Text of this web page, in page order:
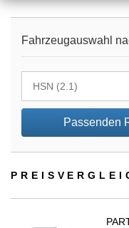
Fahrzeugauswahl
Passenden